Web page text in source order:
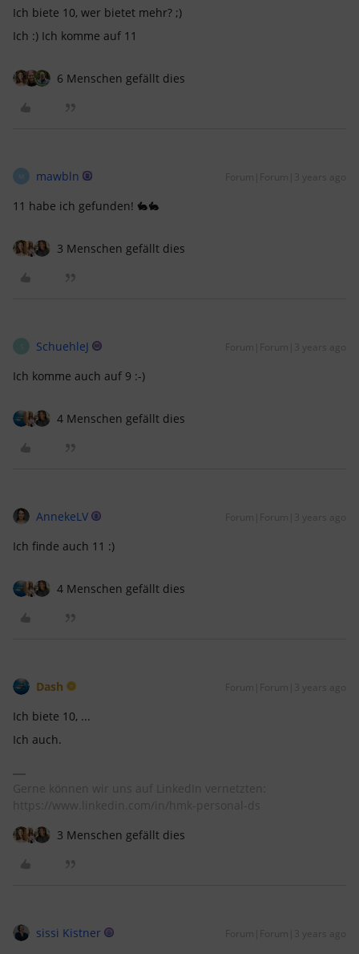
Ich biete 10, wer bietet mehr? ;)
Ich :) Ich komme auf 11
6 Menschen gefällt dies
M mawbln Forum|Forum|3 years ago
11 habe ich gefunden! 🐇🐇
3 Menschen gefällt dies
SchuehleJ Forum|Forum|3 years ago
Ich komme auch auf 9 :-)
4 Menschen gefällt dies
AnnekeLV Forum|Forum|3 years ago
Ich finde auch 11 :)
4 Menschen gefällt dies
Dash Forum|Forum|3 years ago
Ich biete 10, ...
Ich auch.
Gerne können wir uns auf LinkedIn vernetzten:
https://www.linkedin.com/in/hmk-personal-ds
3 Menschen gefällt dies
sissi Kistner Forum|Forum|3 years ago